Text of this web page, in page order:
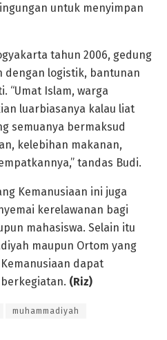
untuk menyimpan
tahun 2006, gedung
dengan logistik, bantunan
“Umat Islam, warga
luarbiasanya kalau liat
semuanya bermaksud
kelebihan makanan,
tandas Budi.
Kemanusiaan ini juga
kerelawanan bagi
mahasiswa. Selain itu
maupun Ortom yang
dapat
(Riz)
muhammadiyah